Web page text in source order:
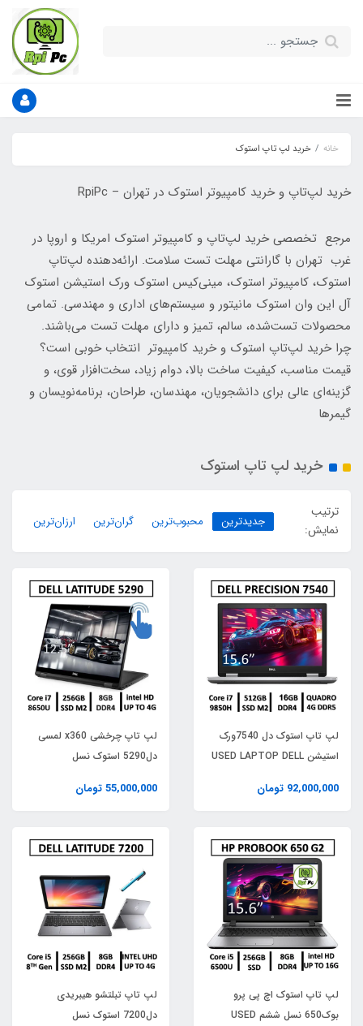
خانه خرید لپ تاپ استوک
خرید لپ‌تاپ و خرید کامپیوتر استوک در تهران – RpiPc
مرجع تخصصی خرید لپ‌تاپ و کامپیوتر استوک امریکا و اروپا در
غرب تهران با گارانتی مهلت تست سلامت. ارائه‌دهنده لپ‌تاپ
استوک، کامپیوتر استوک، مینی‌کیس استوک ورک استیشن استوک
آل این وان استوک مانیتور و سیستم‌های اداری و مهندسی. تمامی
محصولات تست‌شده، سالم، تمیز و دارای مهلت تست می‌باشند.
چرا خرید لپ‌تاپ استوک و خرید کامپیوتر انتخاب خوبی است؟
قیمت مناسب، کیفیت ساخت بالا، دوام زیاد، سخت‌افزار قوی، و
گزینه‌ای عالی برای دانشجویان، مهندسان، طراحان، برنامه‌نویسان و
گیمرها
خرید لپ تاپ استوک
ترتیب
نمایش:
جدیدترین محبوب‌ترین گران‌ترین ارزان‌ترین
لپ تاپ استوک دل 7540ورک
استیشن USED LAPTOP DELL
CORE i7-9850H | RAM 16 |
T1000 4GB DDR5
92,000,000 تومان
لپ تاپ چرخشی x360 لمسی
دل5290 استوک نسل
LATITUDE 5290 x360
INTELCORE i7 8TH /RAM8/
SSD 256 M2 nvme
55,000,000 تومان
لپ تاپ استوک اچ پی پرو
بوک650 نسل ششم USED
لپ تاپ تبلتشو هیبریدی
دل7200 استوک نسل